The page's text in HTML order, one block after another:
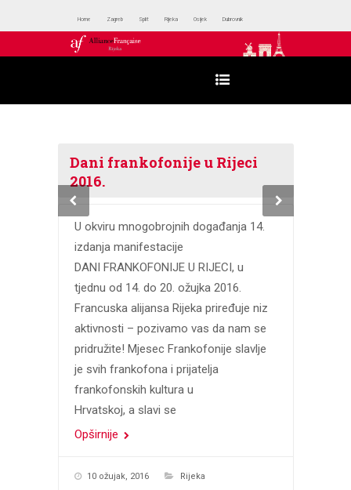
Home Zagreb Split Rijeka Osijek Dubrovnik
Dani frankofonije u Rijeci
2016.
U okviru mnogobrojnih događanja 14.
izdanja manifestacije
DANI FRANKOFONIJE U RIJECI, u
tjednu od 14. do 20. ožujka 2016.
Francuska alijansa Rijeka priređuje niz
aktivnosti – pozivamo vas da nam se
pridružite! Mjesec Frankofonije slavlje
je svih frankofona i prijatelja
frankofonskih kultura u
Hrvatskoj, a slavi se
Opširnije
10 ožujak, 2016
Rijeka